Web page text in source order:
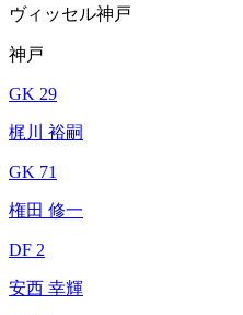
ヴィッセル神戸
神戸
GK 29
梶川 裕嗣
GK 71
権田 修一
DF 2
安西 幸輝